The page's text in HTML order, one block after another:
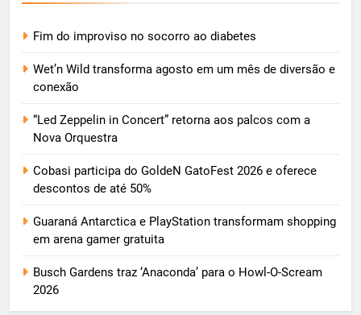
Fim do improviso no socorro ao diabetes
Wet’n Wild transforma agosto em um mês de diversão e
conexão
“Led Zeppelin in Concert” retorna aos palcos com a
Nova Orquestra
Cobasi participa do GoldeN GatoFest 2026 e oferece
descontos de até 50%
Guaraná Antarctica e PlayStation transformam shopping
em arena gamer gratuita
Busch Gardens traz ‘Anaconda’ para o Howl-O-Scream
2026